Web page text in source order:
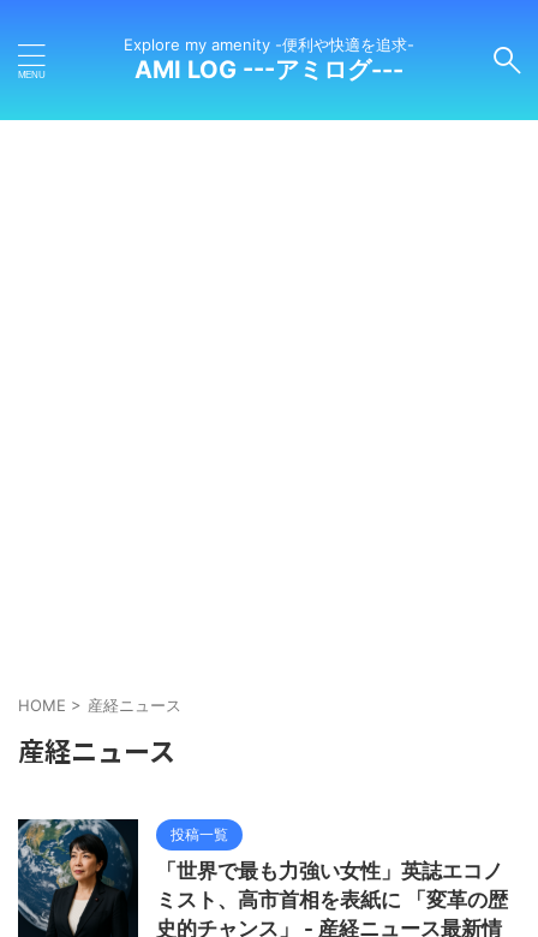
Explore my amenity -便利や快適を追求-
AMI LOG ---アミログ---
HOME > 産経ニュース
産経ニュース
投稿一覧
「世界で最も力強い女性」英誌エコノ
ミスト、高市首相を表紙に 「変革の歴
史的チャンス」 - 産経ニュース最新情